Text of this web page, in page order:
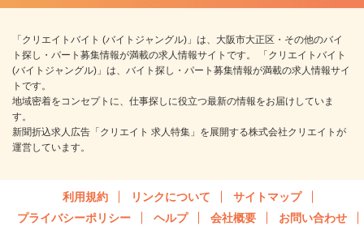
「クリエイトバイト (バイトジャングル)」は、大阪市大正区・その他のバイ
ト探し・パート募集情報が満載の求人情報サイトです。 「クリエイトバイト
(バイトジャングル)」は、バイト探し・パート募集情報が満載の求人情報サイ
トです。
地域密着をコンセプトに、仕事探しに役立つ最新の情報をお届けしていま
す。
新聞折込求人広告「クリエイト 求人特集」を展開する株式会社クリエイトが
運営しています。
利用規約 リンクについて
サイトマップ
プライバシーポリシー
ヘルプ 会社概要 お問い合わせ